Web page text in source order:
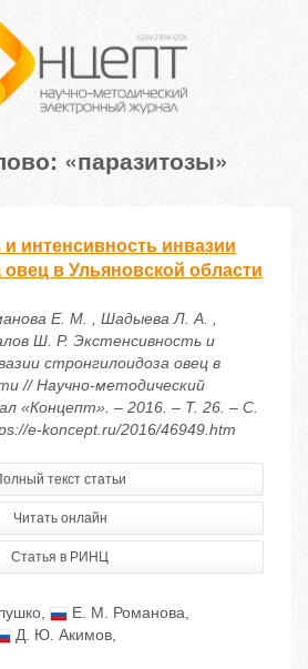
«паразитозы»
и интенсивность инвазии
овец в Ульяновской области
Е. М. , Шадыева Л. А. ,
Ш. Р. Экстенсивность и
стронгилоидоза овец в
// Научно-методический
«Концепт». – 2016. – Т. 26. – С.
e-koncept.ru/2016/46949.htm
текст статьи
Читать онлайн
Статья в РИНЦ
, Е. М. Романова,
Д. Ю. Акимов,